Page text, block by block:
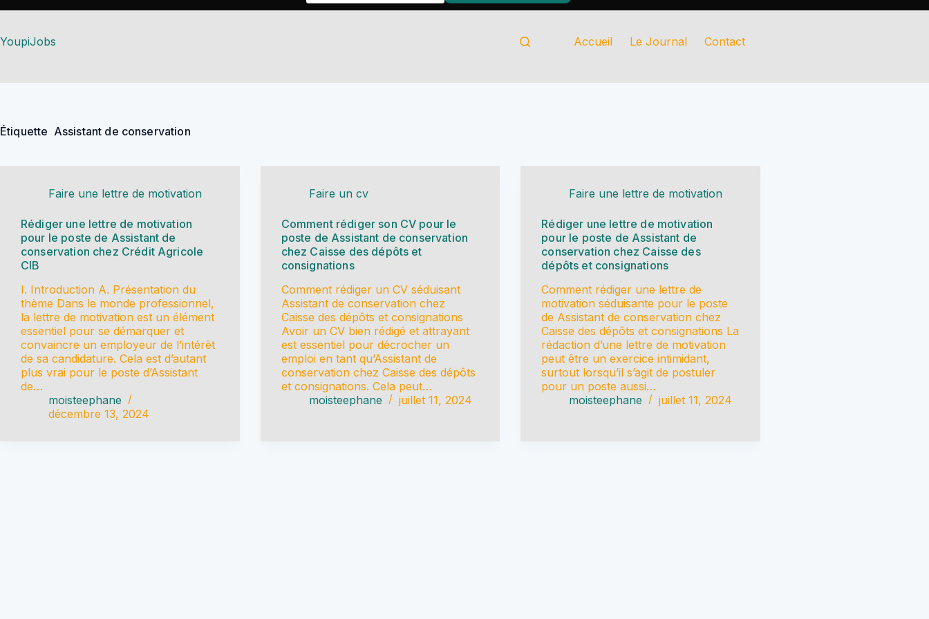
contenu
YoupiJobs Accueil Le Journal Contact
Étiquette Assistant de conservation
Faire une lettre de motivation
Rédiger une lettre de motivation
pour le poste de Assistant de
conservation chez Crédit Agricole
CIB
I. Introduction A. Présentation du
thème Dans le monde professionnel,
la lettre de motivation est un élément
essentiel pour se démarquer et
convaincre un employeur de l’intérêt
de sa candidature. Cela est d’autant
plus vrai pour le poste d’Assistant
de…
moisteephane
décembre 13, 2024
Faire un cv
Comment rédiger son CV pour le
poste de Assistant de conservation
chez Caisse des dépôts et
consignations
Comment rédiger un CV séduisant
Assistant de conservation chez
Caisse des dépôts et consignations
Avoir un CV bien rédigé et attrayant
est essentiel pour décrocher un
emploi en tant qu’Assistant de
conservation chez Caisse des dépôts
et consignations. Cela peut…
moisteephane
juillet 11, 2024
Faire une lettre de motivation
Rédiger une lettre de motivation
pour le poste de Assistant de
conservation chez Caisse des
dépôts et consignations
Comment rédiger une lettre de
motivation séduisante pour le poste
de Assistant de conservation chez
Caisse des dépôts et consignations La
rédaction d’une lettre de motivation
peut être un exercice intimidant,
surtout lorsqu’il s’agit de postuler
pour un poste aussi…
moisteephane
juillet 11, 2024
×